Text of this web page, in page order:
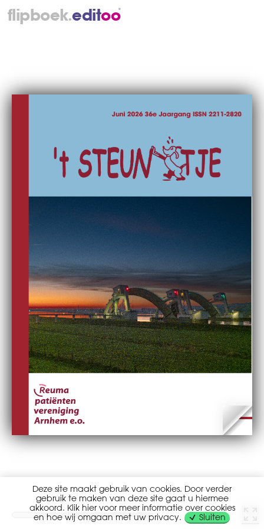
flipboek.editoo®
Deze site maakt gebruik van cookies. Door verder
gebruik te maken van deze site gaat u hiermee
akkoord. Klik hier voor meer informatie over cookies
en hoe wij omgaan met uw privacy.
Sluiten